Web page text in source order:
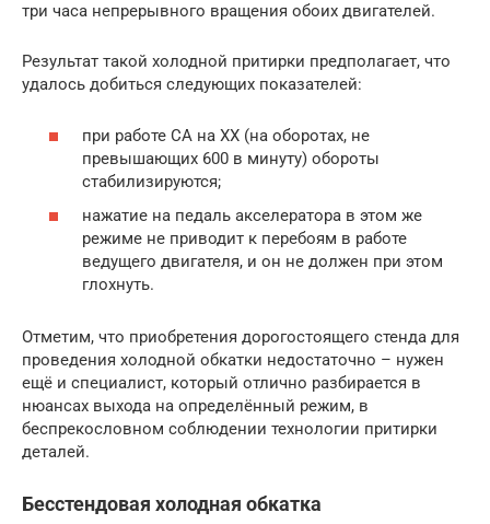
три часа непрерывного вращения обоих двигателей.
Результат такой холодной притирки предполагает, что
удалось добиться следующих показателей:
при работе СА на ХХ (на оборотах, не
превышающих 600 в минуту) обороты
стабилизируются;
нажатие на педаль акселератора в этом же
режиме не приводит к перебоям в работе
ведущего двигателя, и он не должен при этом
глохнуть.
Отметим, что приобретения дорогостоящего стенда для
проведения холодной обкатки недостаточно – нужен
ещё и специалист, который отлично разбирается в
нюансах выхода на определённый режим, в
беспрекословном соблюдении технологии притирки
деталей.
Бесстендовая холодная обкатка